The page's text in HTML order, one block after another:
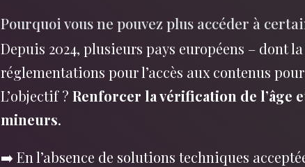
Pourquoi vous ne pouvez plus accéder à
Depuis 2024, plusieurs pays européens – dont
réglementations pour l’accès aux contenus
L’objectif ? Renforcer la vérification de l’âge
mineurs.
➡️ En l’absence de solutions techniques